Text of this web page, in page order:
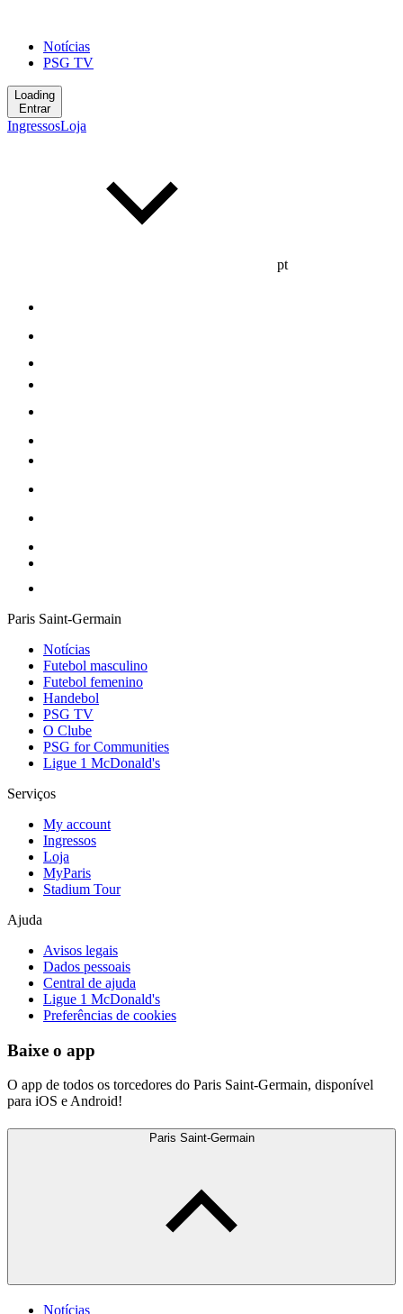
Notícias
PSG TV
Loading
Entrar
IngressosLoja
pt
Paris Saint-Germain
Notícias
Futebol masculino
Futebol femenino
Handebol
PSG TV
O Clube
PSG for Communities
Ligue 1 McDonald's
Serviços
My account
Ingressos
Loja
MyParis
Stadium Tour
Ajuda
Avisos legais
Dados pessoais
Central de ajuda
Ligue 1 McDonald's
Preferências de cookies
Baixe o app
O app de todos os torcedores do Paris Saint-Germain, disponível
para iOS e Android!
Paris Saint-Germain
Notícias